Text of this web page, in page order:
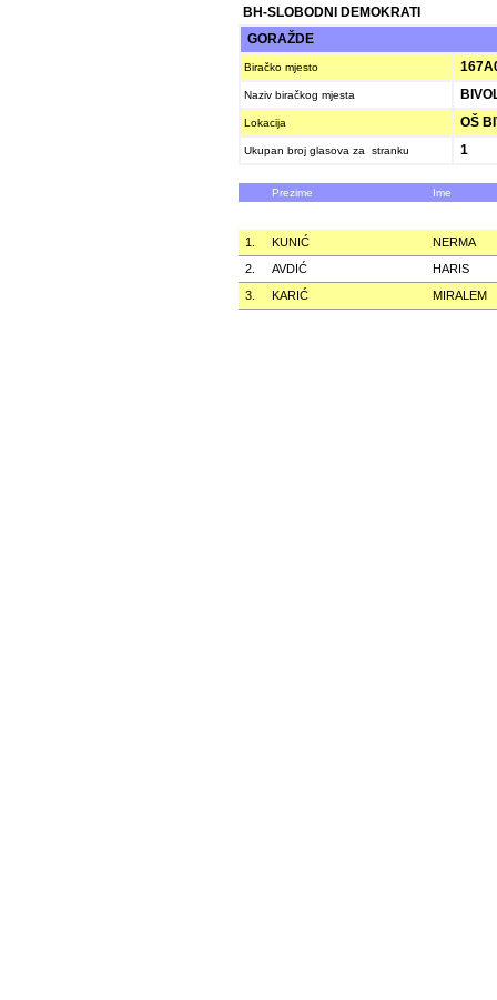
BH-SLOBODNI DEMOKRATI
GORAŽDE
Biračko mjesto
Naziv biračkog mjesta
Lokacija OŠ
Ukupan broj glasova za stranku 1
Prezime Ime
1. KUNIĆ
NERMA
2.
AVDIĆ
HARIS
3.
KARIĆ MIRALEM